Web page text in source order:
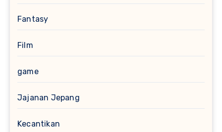
Fantasy
Film
game
Jajanan Jepang
Kecantikan